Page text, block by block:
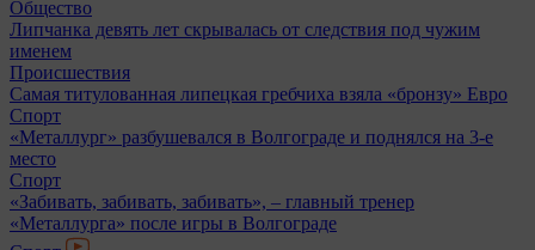
Общество
Липчанка девять лет скрывалась от следствия под чужим
именем
Происшествия
Самая титулованная липецкая гребчиха взяла «бронзу» Евро
Спорт
«Металлург» разбушевался в Волгограде и поднялся на 3-е
место
Спорт
«Забивать, забивать, забивать», – главный тренер
«Металлурга» после игры в Волгограде